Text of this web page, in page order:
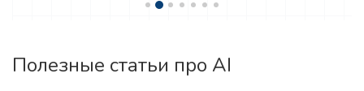
Полезные статьи про AI